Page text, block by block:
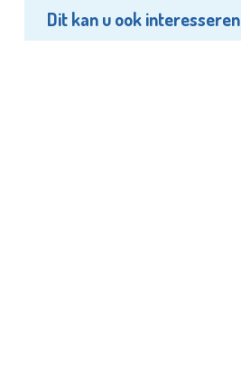
Dit kan u ook interesseren